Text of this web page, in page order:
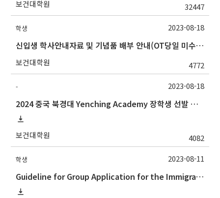
보건대학원 32447
학생
신입생 학사안내자료 및 기념품 배부 안내(OT당일 미수령자)
보건대학원 4772
2023-08-18
-
2024 중국 북경대 Yenching Academy 장학생 선발 안내
보건대학원 4082
2023-08-18
학생
Guideline for Group Application for the Immigration Services
2023-08-11